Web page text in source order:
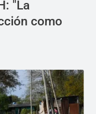
"La
como